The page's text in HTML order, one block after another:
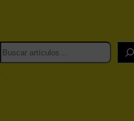
Search